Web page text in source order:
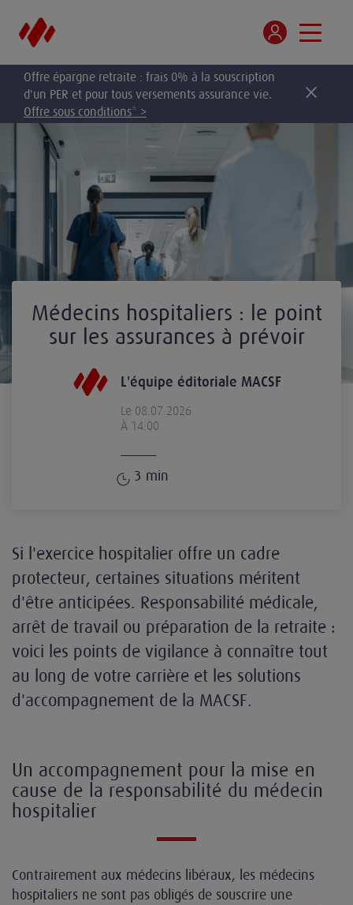
Offre épargne retraite : frais 0% à la souscription
d'un PER et pour tous versements assurance vie.
Offre sous conditions* >
Médecins hospitaliers : le point
sur les assurances à prévoir
L'équipe éditoriale MACSF
Le 08.07.2026
À 14:00
3 min
Si l'exercice hospitalier offre un cadre
protecteur, certaines situations méritent
d'être anticipées. Responsabilité médicale,
arrêt de travail ou préparation de la retraite :
voici les points de vigilance à connaître tout
au long de votre carrière et les solutions
d'accompagnement de la MACSF.
Un accompagnement pour la mise en
cause de la responsabilité du médecin
hospitalier
Contrairement aux médecins libéraux, les médecins
hospitaliers ne sont pas obligés de souscrire une